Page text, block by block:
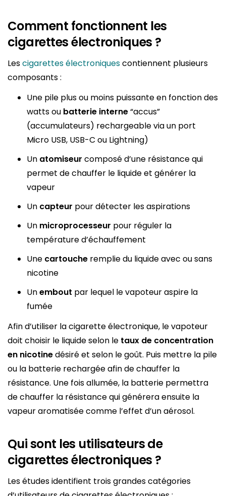
Comment fonctionnent les
cigarettes électroniques ?
Lescigarettes électroniquescontiennent plusieurs
composants :
Une pile plus ou moins puissante en fonction des
watts ou batterie interne“accus”
(accumulateurs) rechargeable via un port
Micro USB, USB-C ou Lightning)
Un atomiseur composé d’une résistance qui
permet de chauffer le liquide et générer la
vapeur
Un capteur pour détecter les aspirations
Un microprocesseur pour réguler la
température d’échauffement
Une cartouche remplie du liquide avec ou sans
nicotine
Unembout par lequel le vapoteur aspire la
fumée
Afin d’utiliser la cigarette électronique, le vapoteur
doit choisir le liquide selon le taux de concentration
en nicotinedésiré et selon le goût. Puis mettre la pile
ou la batterie rechargée afin de chauffer la
résistance. Une fois allumée, la batterie permettra
de chauffer la résistance qui générera ensuite la
vapeur aromatisée comme l’effet d’un aérosol.
Qui sont les utilisateurs de
cigarettes électroniques ?
Les études identifient trois grandes catégories